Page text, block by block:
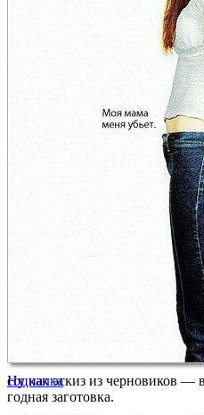
Ну как эскиз из черновиков —
годная заготовка.
социалка